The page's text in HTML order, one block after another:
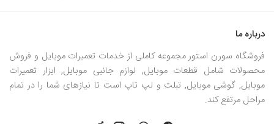
درباره ما
فروشگاه سورن استور مجموعه کاملی از خدمات تعمیرات موبایل و فروش
محصولات شامل قطعات موبایل, لوازم جانبی موبایل, ابزار تعمیرات
موبایل, گوشی موبایل, تبلت و لپ تاپ است تا نیازهای شما را در تمام
مراحل مرتفع کند.